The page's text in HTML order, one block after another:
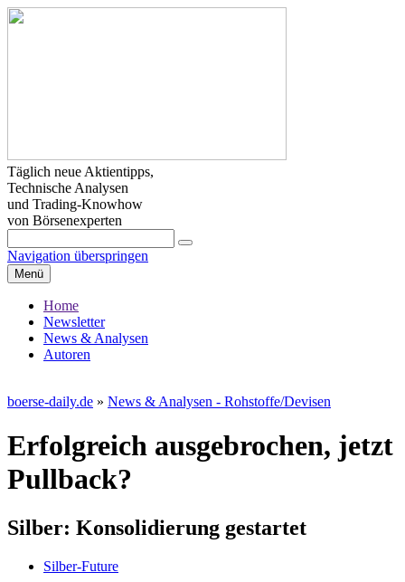
Täglich neue Aktientipps,
Technische Analysen
und Trading-Knowhow
von Börsenexperten
Navigation überspringen
Menü
Home
Newsletter
News & Analysen
Autoren
boerse-daily.de » News & Analysen - Rohstoffe/Devisen
Erfolgreich ausgebrochen, jetzt
Pullback?
Silber: Konsolidierung gestartet
Silber-Future